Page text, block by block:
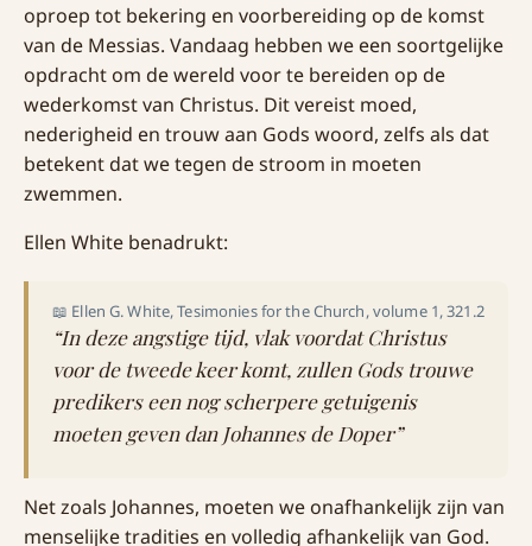
oproep tot bekering en voorbereiding op de komst
van de Messias. Vandaag hebben we een soortgelijke
opdracht om de wereld voor te bereiden op de
wederkomst van Christus. Dit vereist moed,
nederigheid en trouw aan Gods woord, zelfs als dat
betekent dat we tegen de stroom in moeten
zwemmen.
Ellen White benadrukt:
📖 Ellen G. White, Tesimonies for the Church, volume 1, 321.2
“In deze angstige tijd, vlak voordat Christus
voor de tweede keer komt, zullen Gods trouwe
predikers een nog scherpere getuigenis
moeten geven dan Johannes de Doper”
Net zoals Johannes, moeten we onafhankelijk zijn van
menselijke tradities en volledig afhankelijk van God.